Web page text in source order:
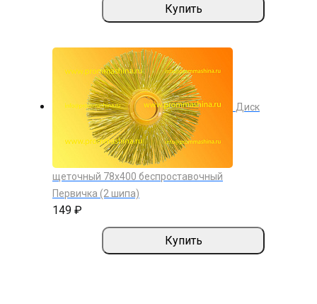
Купить
Диск
щеточный 78х400 беспроставочный
Первичка (2 шипа)
149 ₽
Купить